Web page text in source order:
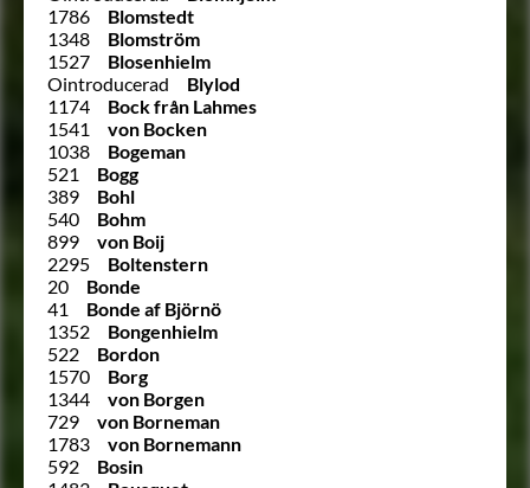
1786
Blomstedt
1348
Blomström
1527
Blosenhielm
Ointroducerad
Blylod
1174
Bock från Lahmes
1541
von Bocken
1038
Bogeman
521
Bogg
389
Bohl
540
Bohm
899
von Boij
2295
Boltenstern
20
Bonde
41
Bonde af Björnö
1352
Bongenhielm
522
Bordon
1570
Borg
1344
von Borgen
729
von Borneman
1783
von Bornemann
592
Bosin